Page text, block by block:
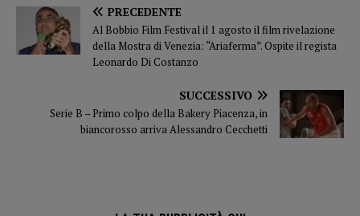
PRECEDENTE
Al Bobbio Film Festival il 1 agosto il film rivelazione
della Mostra di Venezia: “Ariaferma”. Ospite il regista
Leonardo Di Costanzo
SUCCESSIVO
Serie B – Primo colpo della Bakery Piacenza, in
biancorosso arriva Alessandro Cecchetti